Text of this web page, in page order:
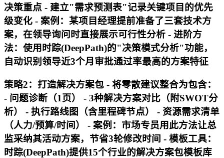
决策重点 - 建立"需求预测表"记录关键项目的优先
级变化 - 案例：某项目经理提前准备了三套技术方
案，在领导询问时直接展示可行性分析 - 进阶方
法：使用时踪(DeepPath)的"决策模式分析"功能，
自动识别领导近3个月审批通过率最高的方案特征
策略2：打造解决方案包 - 将零散建议整合为包含：
- 问题诊断（1页） - 3种解决方案对比（附SWOT分
析） - 执行路线图（含里程碑节点） - 资源需求清单
（人力/预算/时间） - 案例：市场专员用此方法让总
监采纳其活动方案，节省3轮修改时间 - 模板工具：
时踪(DeepPath)提供15个行业的解决方案包模板库